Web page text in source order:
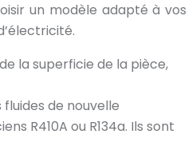
un modèle adapté à vos
la superficie de la pièce,
de nouvelle
R410A ou R134a. Ils sont